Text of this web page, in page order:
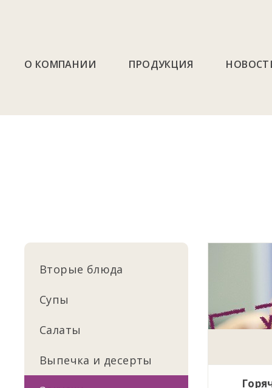
О КОМПАНИИ ПРОДУКЦИЯ
Вторые блюда
Супы
Салаты
Выпечка и десерты